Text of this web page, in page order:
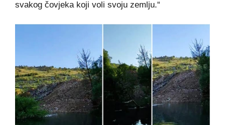
svakog čovjeka koji voli svoju zemlju.“